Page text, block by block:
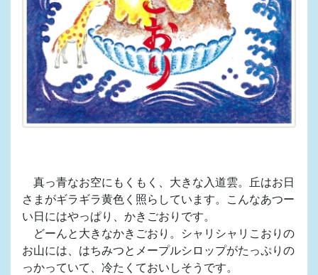
真っ青なお空にもくもく、大きな入道雲。丘はお日
さまがギラギラ黄色く照らしています。こんなあつー
い日にはやっぱり、かきごおりです。
どーんと大きなかきごおり。シャリシャリこおりの
お山には、はちみつとメープルシロップがたっぷりの
っかっていて、冷たくておいしそうです。